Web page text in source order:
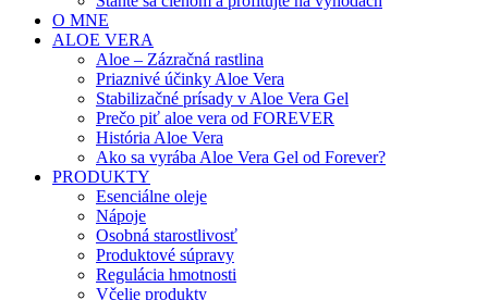
O MNE
ALOE VERA
Aloe – Zázračná rastlina
Priaznivé účinky Aloe Vera
Stabilizačné prísady v Aloe Vera Gel
Prečo piť aloe vera od FOREVER
História Aloe Vera
Ako sa vyrába Aloe Vera Gel od Forever?
PRODUKTY
Esenciálne oleje
Nápoje
Osobná starostlivosť
Produktové súpravy
Regulácia hmotnosti
Včelie produkty